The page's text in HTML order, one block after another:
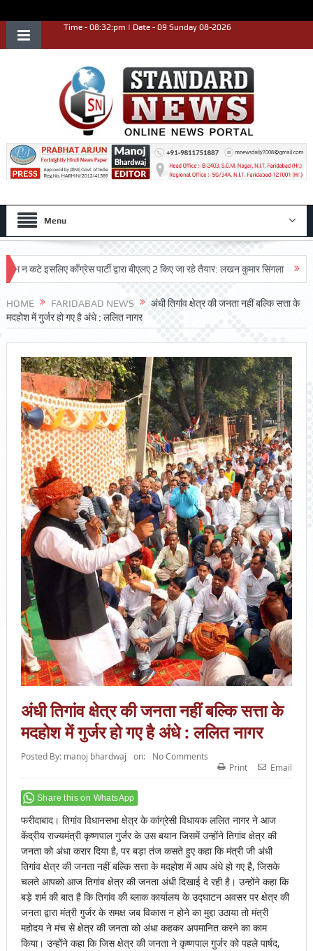
Time - 08:32:pm | Date - 09 Sunday 08-2026
Menu
इसलिए काँग्रेस पार्टी द्वारा बीएलए 2 किए जा रहे तैयार: लखन कुमार सिंगला सिद्धपीठ
HOME FARIDABAD NEWS
अंधी तिगांव क्षेत्र की जनता नहीं बल्कि सत्ता के
मदहोश में गुर्जर हो गए है अंधे : ललित नागर
अंधी तिगांव क्षेत्र की जनता नहीं बल्कि सत्ता के
मदहोश में गुर्जर हो गए है अंधे : ललित नागर
Posted By: manoj bhardwaj on:
No Comments
Print
Email
Share this on WhatsApp
फरीदाबाद। तिगांव विधानसभा क्षेत्र के कांग्रेसी विधायक ललित नागर ने आज
केंद्रीय राज्यमंत्री कृष्णपाल गुर्जर के उस बयान जिसमें उन्होंने तिगांव क्षेत्र की
जनता को अंधा करार दिया है, पर बड़ा तंज कसते हुए कहा कि मंत्री जी अंधी
तिगांव क्षेत्र की जनता नहीं बल्कि सत्ता के मदहोश में आप अंधे हो गए है, जिसके
चलते आपको आज तिगांव क्षेत्र की जनता अंधी दिखाई दे रही है। उन्होंने कहा कि
बड़े शर्म की बात है कि तिगांव की ब्लाक कार्यालय के उद्घाटन अवसर पर क्षेत्र की
जनता द्वारा मंत्री गुर्जर के समक्ष जब विकास न होने का मुद्दा उठाया तो मंत्री
महोदय ने मंच से क्षेत्र की जनता को अंधा कहकर अपमानित करने का काम
किया। उन्होंने कहा कि जिस क्षेत्र की जनता ने कृष्णपाल गुर्जर को पहले पार्षद,